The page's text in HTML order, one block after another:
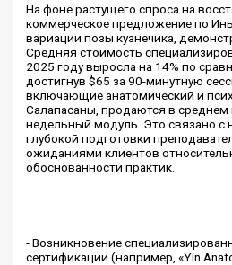
На фоне растущего спроса на
коммерческое предложение по
вариации позы кузнечика,
Средняя стоимость
2025 году выросла на 14% по
достигнув $65 за 90-минутную
включающие анатомический и
Салапасаны, продаются в среднем
недельный модуль. Это связано с
глубокой подготовки
ожиданиями клиентов
обоснованности практик.
- Возникновение
сертификации (например, «Yin